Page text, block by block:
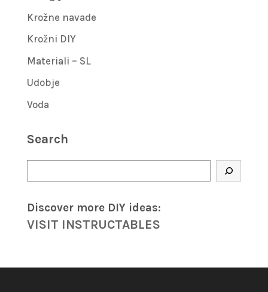
Krožne navade
Krožni DIY
Materiali – SL
Udobje
Voda
Search
Discover more DIY ideas:
VISIT INSTRUCTABLES